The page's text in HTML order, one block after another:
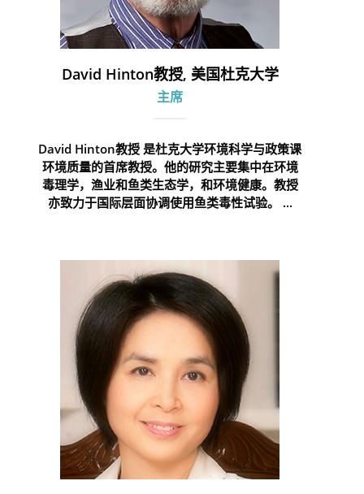
David Hinton教授, 美国杜克大学
主席
David Hinton教授 是杜克大学环境科学与政策课
环境质量的首席教授。他的研究主要集中在环境
毒理学，渔业和鱼类生态学，和环境健康。教授
亦致力于国际层面协调使用鱼类毒性试验。 ...